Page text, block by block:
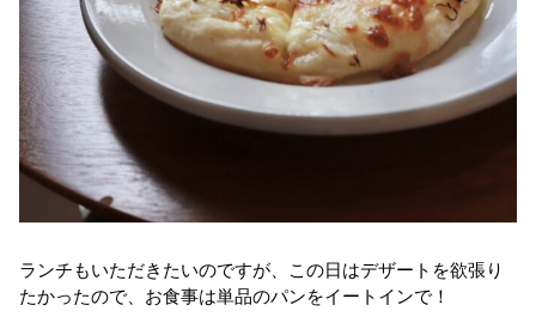
ランチもいただきたいのですが、この日はデザートを欲張り
たかったので、お食事は単品のパンをイートインで！